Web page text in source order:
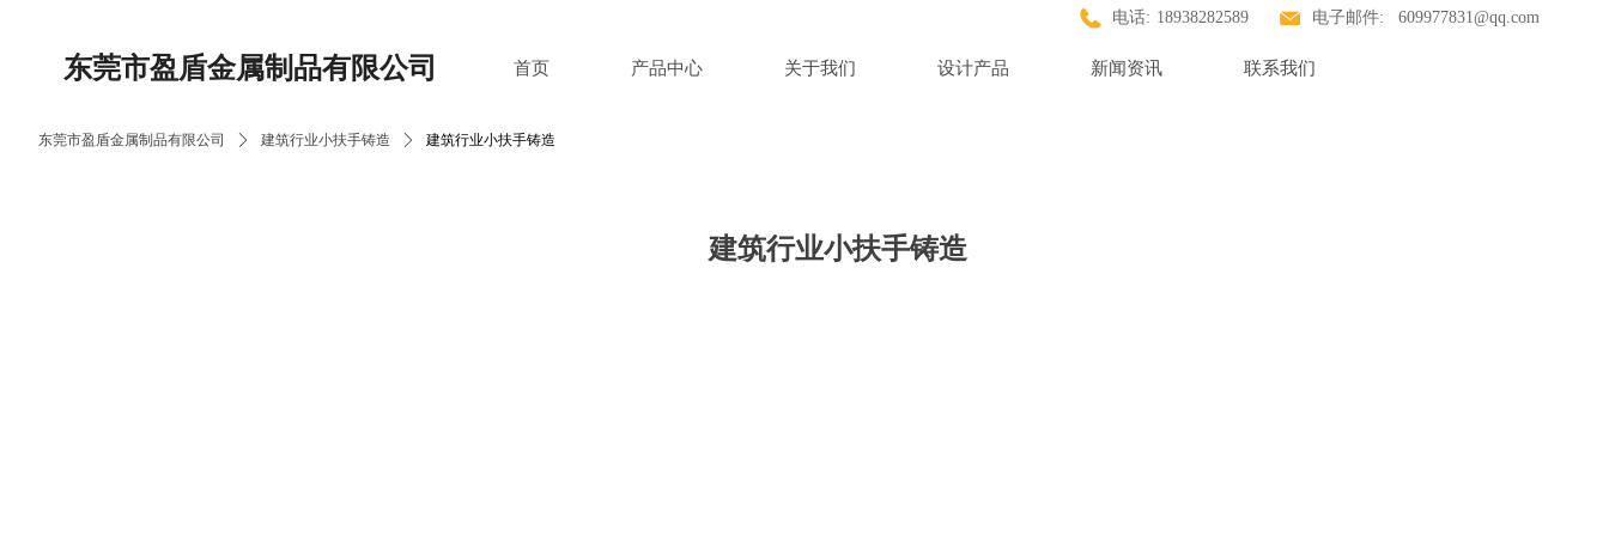
首页 产品中心 关于我们 设计产品 新闻资讯 联系我们
电话: 18938282589 电子邮件: 609977831@qq.com
东莞市盈盾金属制品有限公司
东莞市盈盾金属制品有限公司 ꄲ 建筑行业小扶手铸造 ꄲ 建筑行业小扶手铸造
建筑行业小扶手铸造